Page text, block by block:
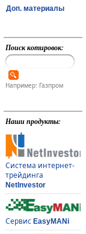
Доп. материалы
Поиск котировок:
Например: Газпром
Наши продукты:
Система интернет-
трейдинга
NetInvestor
Сервис EasyMANi